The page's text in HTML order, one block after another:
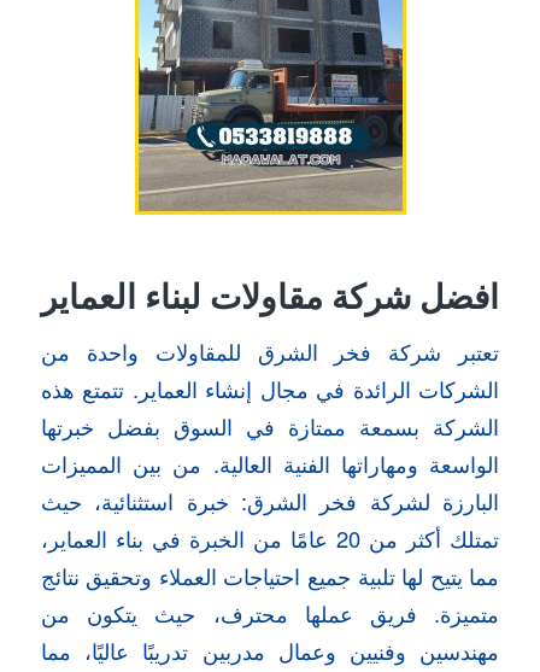
افضل شركة مقاولات لبناء العماير
تعتبر شركة فخر الشرق للمقاولات واحدة من
الشركات الرائدة في مجال إنشاء العماير. تتمتع هذه
الشركة بسمعة ممتازة في السوق بفضل خبرتها
الواسعة ومهاراتها الفنية العالية. من بين المميزات
البارزة لشركة فخر الشرق: خبرة استثنائية، حيث
تمتلك أكثر من 20 عامًا من الخبرة في بناء العماير،
مما يتيح لها تلبية جميع احتياجات العملاء وتحقيق نتائج
متميزة. فريق عملها محترف، حيث يتكون من
مهندسين وفنيين وعمال مدربين تدريبًا عاليًا، مما